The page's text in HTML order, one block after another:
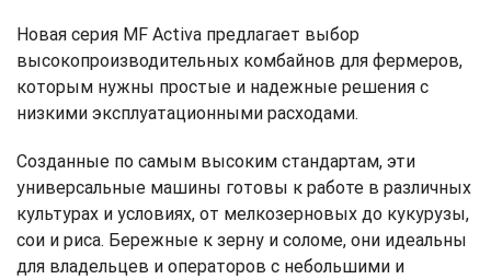
Новая серия MF Activa предлагает выбор
высокопроизводительных комбайнов для фермеров,
которым нужны простые и надежные решения с
низкими эксплуатационными расходами.
Созданные по самым высоким стандартам, эти
универсальные машины готовы к работе в различных
культурах и условиях, от мелкозерновых до кукурузы,
сои и риса. Бережные к зерну и соломе, они идеальны
для владельцев и операторов с небольшими и